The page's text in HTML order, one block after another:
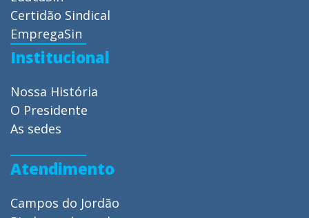
Certidão Sindical
EmpregaSin
Institucional
Nossa História
O Presidente
As sedes
Atendimento
Campos do Jordão